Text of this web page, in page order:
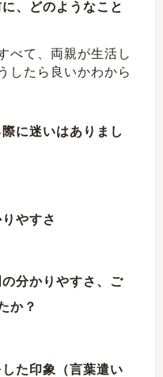
、どのようなこと
べて、両親が生活し
したら良いかわから
に迷いはありまし
やすさ
分かりやすさ、ご
か？
た印象（言葉遣い